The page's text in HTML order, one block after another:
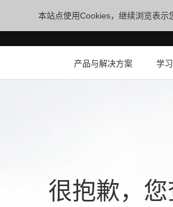
本站点使用Cookies，继续浏览表示
产品与解决方案 学
很抱歉，